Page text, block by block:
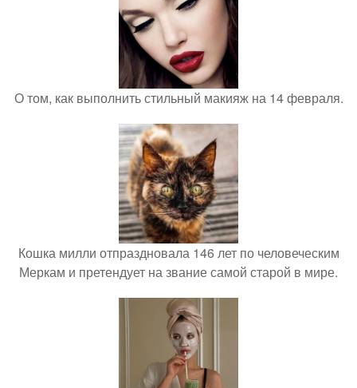
О том, как выполнить стильный макияж на 14 февраля.
Кошка милли отпраздновала 146 лет по человеческим
Меркам и претендует на звание самой старой в мире.